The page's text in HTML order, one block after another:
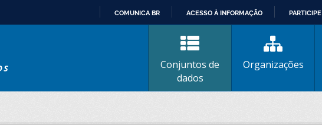
CONTEÚDO
COMUNICA BR ACESSO À INFORMAÇÃO PARTICIPE
Conjuntos de
dados
Organizações